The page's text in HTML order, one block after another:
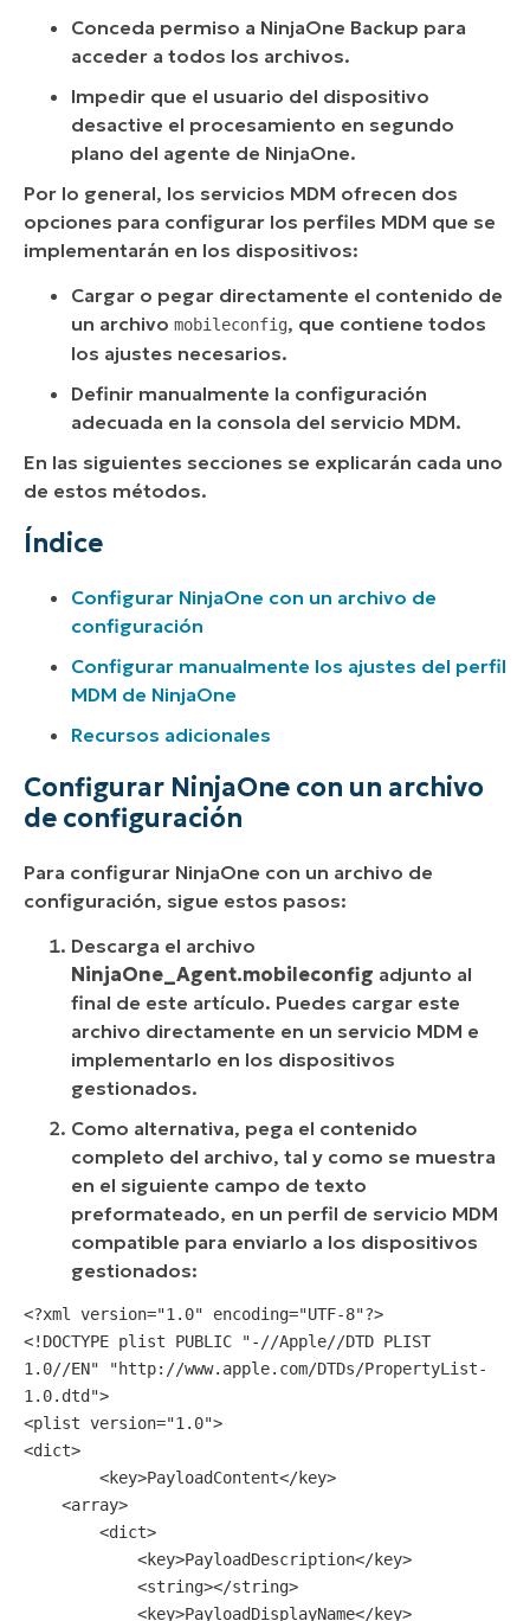
Conceda permiso a NinjaOne Backup para
acceder a todos los archivos.
Impedir que el usuario del dispositivo
desactive el procesamiento en segundo
plano del agente de NinjaOne.
Por lo general, los servicios MDM ofrecen dos
opciones para configurar los perfiles MDM que se
implementarán en los dispositivos:
Cargar o pegar directamente el contenido de
un archivo mobileconfig, que contiene todos
los ajustes necesarios.
Definir manualmente la configuración
adecuada en la consola del servicio MDM.
En las siguientes secciones se explicarán cada uno
de estos métodos.
Índice
Configurar NinjaOne con un archivo de
configuración
Configurar manualmente los ajustes del perfil
MDM de NinjaOne
Recursos adicionales
Configurar NinjaOne con un archivo
de configuración
Para configurar NinjaOne con un archivo de
configuración, sigue estos pasos:
Descarga el archivo
NinjaOne_Agent.mobileconfig adjunto al
final de este artículo. Puedes cargar este
archivo directamente en un servicio MDM e
implementarlo en los dispositivos
gestionados.
Como alternativa, pega el contenido
completo del archivo, tal y como se muestra
en el siguiente campo de texto
preformateado, en un perfil de servicio MDM
compatible para enviarlo a los dispositivos
gestionados:
<?xml version="1.0" encoding="UTF-8"?>
<!DOCTYPE plist PUBLIC "-//Apple//DTD PLIST
1.0//EN" "http://www.apple.com/DTDs/PropertyList-
1.0.dtd">
<plist version="1.0">
<dict>